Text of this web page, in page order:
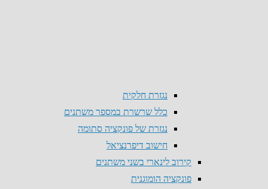
נגזרת חלקית
כלל שרשרת במספר משתנים
נגזרת של פונקציה סתומה
חישוב דיפרנציאל
קירוב לינארי בשני משתנים
פונקציה הומוגנית